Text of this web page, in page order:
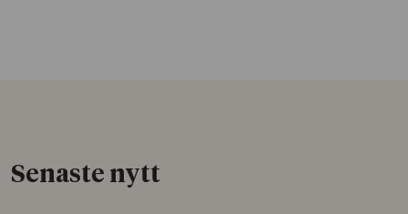
Senaste nytt